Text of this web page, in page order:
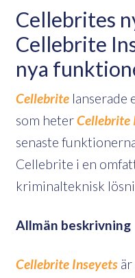
Cellebrites
Cellebrite
nya
Cellebrite lanserade
som heterCellebrite
senaste
Cellebrite i en
kriminalteknisk
Allmän beskrivning
Cellebrite Inseyets